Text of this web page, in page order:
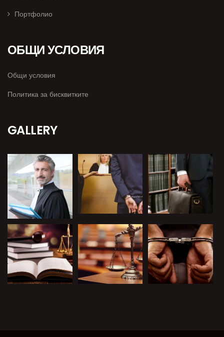
Портфолио
ОБЩИ УСЛОВИЯ
Общи условия
Политика за бисквитките
GALLERY